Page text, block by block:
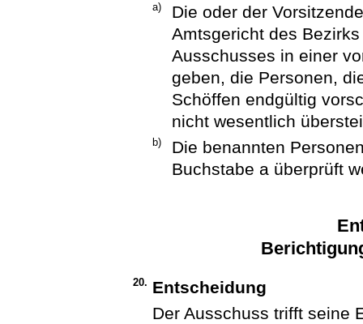
a)
Die oder der
Amtsgericht des
Ausschusses in einer
geben, die Personen,
Schöffen endgültig
nicht wesentlich
b)
Die benannten
Buchstabe a überprüft
20. Entscheidung
Der Ausschuss trifft seine